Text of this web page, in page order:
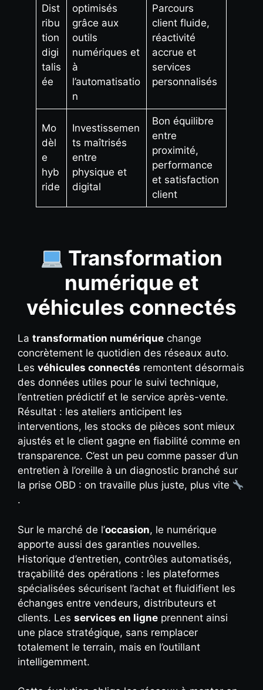
Dist
ribu
tion
digi
talis
ée
optimisés
grâce aux
outils
numériques et
à
l’automatisatio
n
Parcours
client fluide,
réactivité
accrue et
services
personnalisés
Mo
dèl
e
hyb
ride
Investissemen
ts maîtrisés
entre
physique et
digital
Bon équilibre
entre
proximité,
performance
et satisfaction
client
Transformation
numérique et
véhicules connectés
La transformation numérique change
concrètement le quotidien des réseaux auto.
Les véhicules connectés remontent désormais
des données utiles pour le suivi technique,
l’entretien prédictif et le service après-vente.
Résultat : les ateliers anticipent les
interventions, les stocks de pièces sont mieux
ajustés et le client gagne en fiabilité comme en
transparence. C’est un peu comme passer d’un
entretien à l’oreille à un diagnostic branché sur
la prise OBD : on travaille plus juste, plus vite
.
Sur le marché de l’occasion, le numérique
apporte aussi des garanties nouvelles.
Historique d’entretien, contrôles automatisés,
traçabilité des opérations : les plateformes
spécialisées sécurisent l’achat et fluidifient les
échanges entre vendeurs, distributeurs et
clients. Les services en ligne prennent ainsi
une place stratégique, sans remplacer
totalement le terrain, mais en l’outillant
intelligemment.